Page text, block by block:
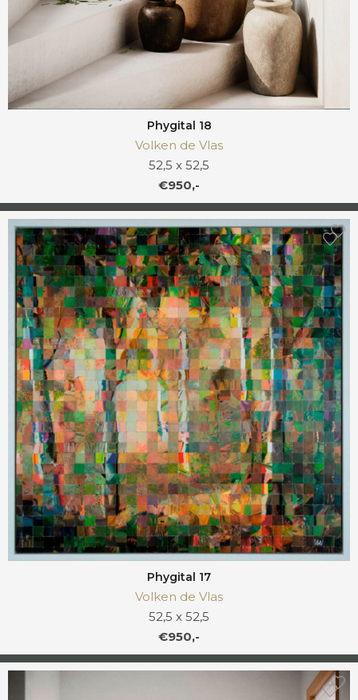
Phygital 18
Volken de Vlas
52,5 x 52,5
€950,-
Phygital 17
Volken de Vlas
52,5 x 52,5
€950,-